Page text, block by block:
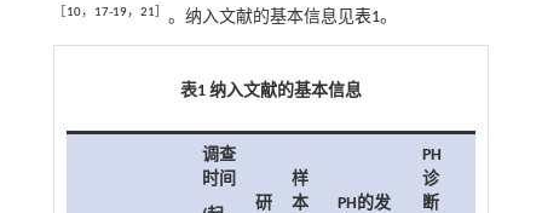
10， 17-19， 21 。纳入文献的基本信息见表1。
表1 纳入文献的基本信息
调查
时间
研
样
本
PH的发
PH
诊
断